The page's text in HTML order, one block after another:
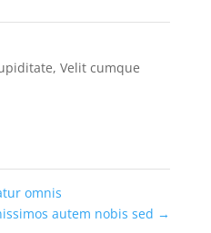
, Velit cumque
omnis
autem nobis sed →